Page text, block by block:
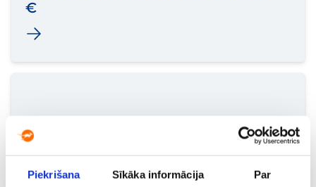
Piekrišana Sīkāka informācija Par
€
Tiešie lidojumi no Bangkokasno
755 €